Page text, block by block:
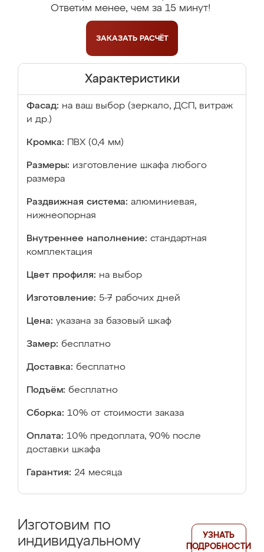
Ответим менее, чем за 15 минут!
ЗАКАЗАТЬ РАСЧЁТ
Характеристики
Фасад: на ваш выбор (зеркало, ДСП, витраж
и др.)
Кромка: ПВХ (0,4 мм)
Размеры: изготовление шкафа любого
размера
Раздвижная система: алюминиевая,
нижнеопорная
Внутреннее наполнение: стандартная
комплектация
Цвет профиля: на выбор
Изготовление: 5-7 рабочих дней
Цена: указана за базовый шкаф
Замер: бесплатно
Доставка: бесплатно
Подъём: бесплатно
Сборка: 10% от стоимости заказа
Оплата: 10% предоплата, 90% после
доставки шкафа
Гарантия: 24 месяца
Изготовим по
индивидуальному
УЗНАТЬ
ПОДРОБНОСТИ